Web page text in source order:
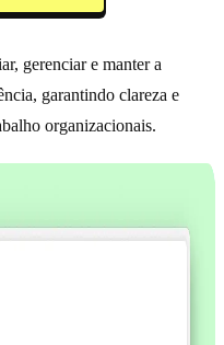
gerenciar e manter a
garantindo clareza e
organizacionais.